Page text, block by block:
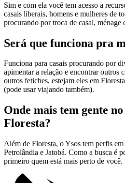
Sim e com ela você tem acesso a
casais liberais, homens e mulheres de
procurando por troca de casal, ménage
Será que funciona pra
Funciona para casais procurando por
apimentar a relação e encontrar outros
outros fetiches, estejam eles em
(pode usar viajando também).
Onde mais tem gente
Floresta?
Além de Floresta, o Ysos tem perfis
Petrolândia e Jatobá. Como a busca é
primeiro quem está mais perto de você.